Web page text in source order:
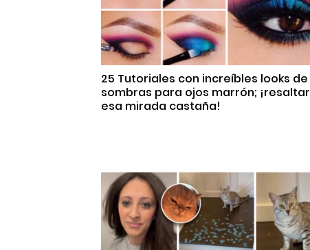
25 Tutoriales con increíbles looks de
sombras para ojos marrón; ¡resaltar
esa mirada castaña!